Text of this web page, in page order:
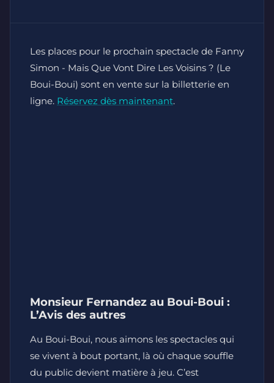
Les places pour le prochain spectacle de Fanny
Simon - Mais Que Vont Dire Les Voisins ? (Le
Boui-Boui) sont en vente sur la billetterie en
ligne. Réservez dès maintenant.
Monsieur Fernandez au Boui-Boui :
L’Avis des autres
Au Boui-Boui, nous aimons les spectacles qui
se vivent à bout portant, là où chaque souffle
du public devient matière à jeu. C’est